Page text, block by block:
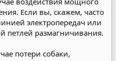
Если вы, скажем, часто
электропередач или
петлей размагничивания.
потери собаки,